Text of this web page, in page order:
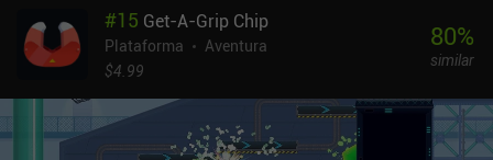
#15 Get-A-Grip Chip
Plataforma
Aventura
$4.99
80%
similar